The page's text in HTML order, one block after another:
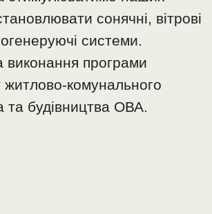
сонячні, вітрові
системи.
виконання програми
комунального
та будівництва ОВА.